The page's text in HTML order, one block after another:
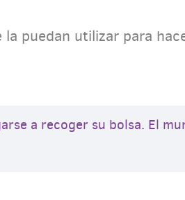
puedan utilizar para
a recoger su bolsa. El